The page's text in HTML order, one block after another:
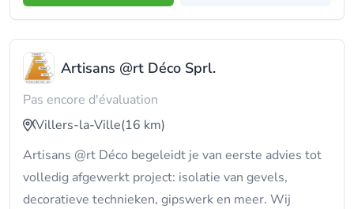
Artisans @rt Déco Sprl.
Pas encore d'évaluation
Villers-la-Ville(16 km)
Artisans @rt Déco begeleidt je van eerste advies tot
volledig afgewerkt project: isolatie van gevels,
decoratieve technieken, gipswerk en meer. Wij